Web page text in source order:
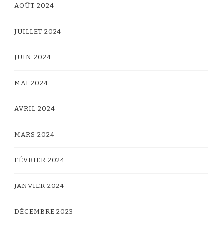
AOÛT 2024
JUILLET 2024
JUIN 2024
MAI 2024
AVRIL 2024
MARS 2024
FÉVRIER 2024
JANVIER 2024
DÉCEMBRE 2023